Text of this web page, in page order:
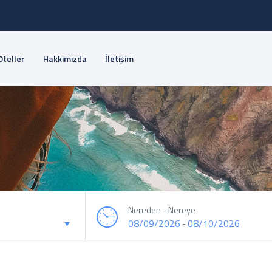
Hakkımızda İletişim
Nereden - Nereye
08/09/2026 -08/10/2026